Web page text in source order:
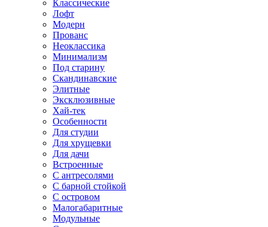
Классические
Лофт
Модерн
Прованс
Неоклассика
Минимализм
Под старину
Скандинавские
Элитные
Эксклюзивные
Хай-тек
Особенности
Для студии
Для хрущевки
Для дачи
Встроенные
С антресолями
С барной стойкой
С островом
Малогабаритные
Модульные